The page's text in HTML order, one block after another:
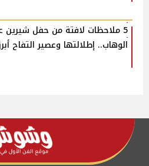
5 ملاحظات لافتة من حفل شيرين
الوهاب.. إطلالتها وعصير التفاح